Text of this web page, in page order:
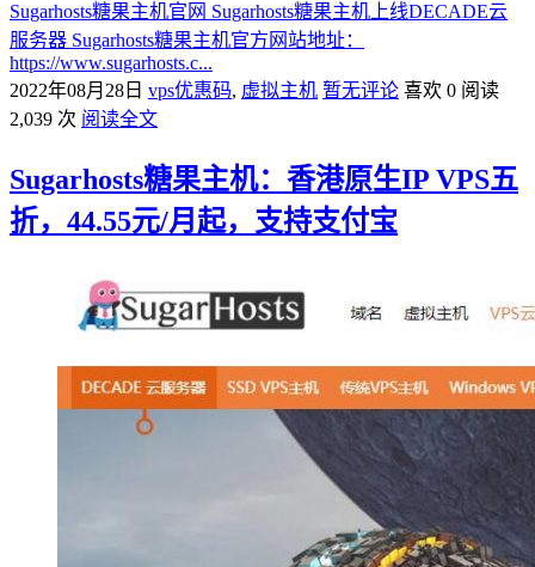
Sugarhosts糖果主机官网 Sugarhosts糖果主机上线DECADE云
服务器 Sugarhosts糖果主机官方网站地址：
https://www.sugarhosts.c...
2022年08月28日 vps优惠码, 虚拟主机 暂无评论 喜欢 0 阅读
2,039 次 阅读全文
Sugarhosts糖果主机：香港原生IP VPS五
折，44.55元/月起，支持支付宝